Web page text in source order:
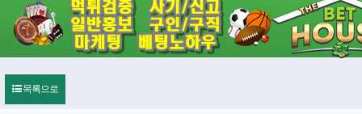
목록으로